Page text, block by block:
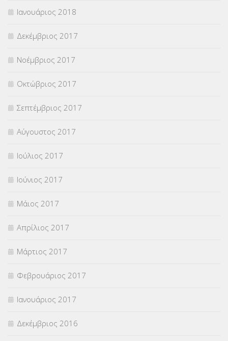
Ιανουάριος 2018
Δεκέμβριος 2017
Νοέμβριος 2017
Οκτώβριος 2017
Σεπτέμβριος 2017
Αύγουστος 2017
Ιούλιος 2017
Ιούνιος 2017
Μάιος 2017
Απρίλιος 2017
Μάρτιος 2017
Φεβρουάριος 2017
Ιανουάριος 2017
Δεκέμβριος 2016